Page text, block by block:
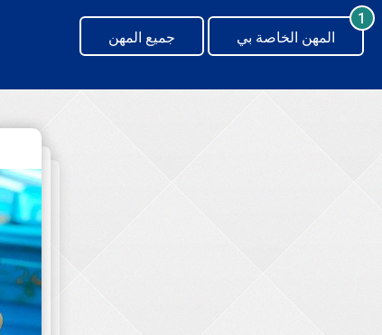
generating new hash
جميع المهن المهن الخاصة بي
1